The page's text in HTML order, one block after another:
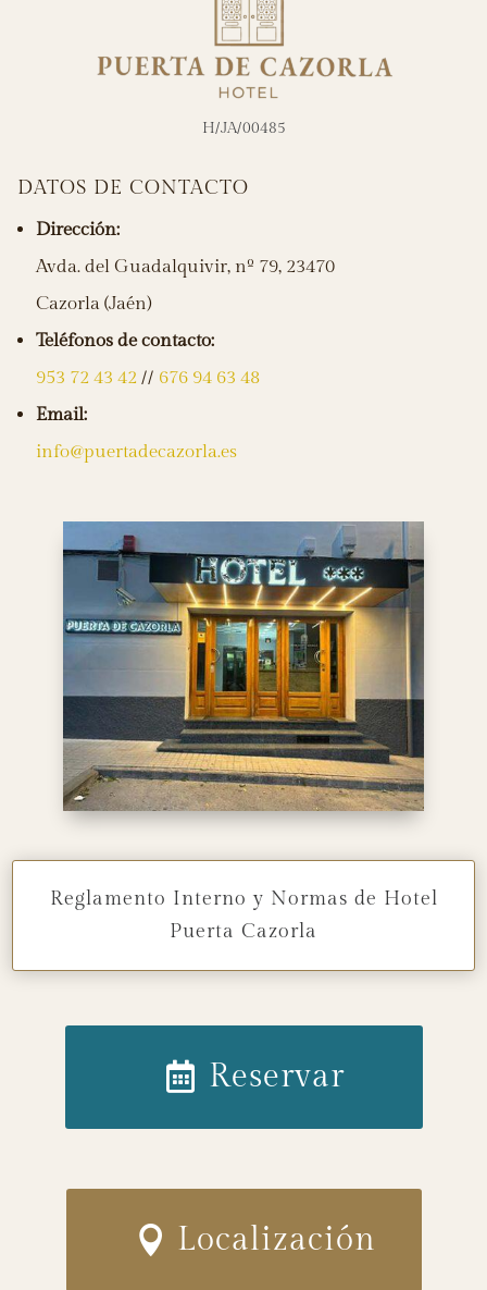
H/JA/00485
DATOS DE CONTACTO
Dirección:
Avda. del Guadalquivir, nº 79, 23470
Cazorla (Jaén)
Teléfonos de contacto:
953 72 43 42 // 676 94 63 48
Email:
info@puertadecazorla.es
Reglamento Interno y Normas de Hotel
Puerta Cazorla
Reservar
Localización